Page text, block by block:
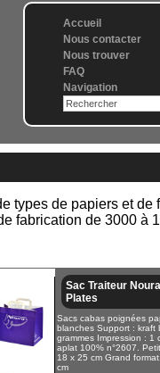
Accueil
Nous contacter
Nous trouver
FAQ
Navigation
types de papiers et de
fabrication de 3000 à
Sac Traiteur
Plates
Sacs cabas poignées
blanches Support : kraft
grammes Impression : 1
aplat 100% n°2607.
18 x 25 cm Grand
cm